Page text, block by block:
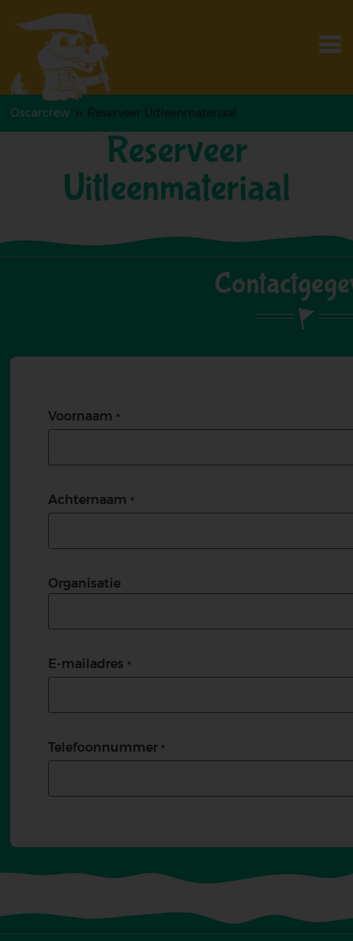
naar
hoofdinhoud
Kruimelpad
Oscarcrew Reserveer Uitleenmateriaal
Reserveer
Uitleenmateriaal
Voornaam
Achternaam
Organisatie
E-mailadres
Telefoonnummer